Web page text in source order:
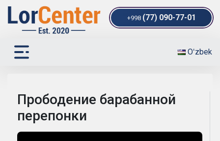
+998 (77) 090-77-01
Oʻzbek
Прободение барабанной
перепонки